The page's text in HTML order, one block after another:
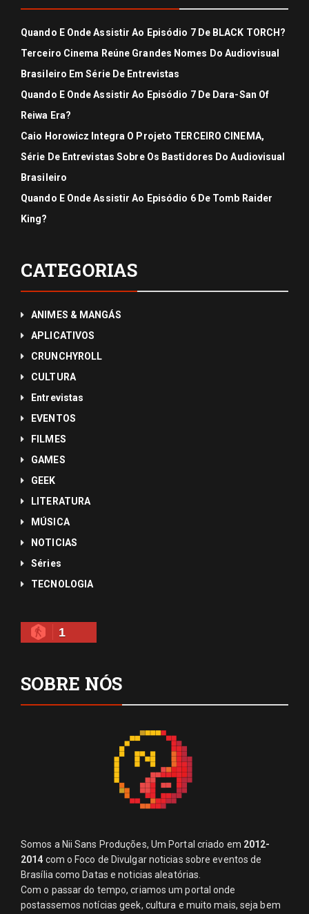
Quando E Onde Assistir Ao Episódio 7 De BLACK TORCH?
Terceiro Cinema Reúne Grandes Nomes Do Audiovisual
Brasileiro Em Série De Entrevistas
Quando E Onde Assistir Ao Episódio 7 De Dara-San Of
Reiwa Era?
Caio Horowicz Integra O Projeto TERCEIRO CINEMA,
Série De Entrevistas Sobre Os Bastidores Do Audiovisual
Brasileiro
Quando E Onde Assistir Ao Episódio 6 De Tomb Raider
King?
CATEGORIAS
ANIMES & MANGÁS
APLICATIVOS
CRUNCHYROLL
CULTURA
Entrevistas
EVENTOS
FILMES
GAMES
GEEK
LITERATURA
MÚSICA
NOTICIAS
Séries
TECNOLOGIA
1
SOBRE NÓS
Somos a Nii Sans Produções, Um Portal criado em 2012-
2014 com o Foco de Divulgar noticias sobre eventos de
Brasília como Datas e noticias aleatórias.
Com o passar do tempo, criamos um portal onde
postassemos notícias geek, cultura e muito mais, seja bem